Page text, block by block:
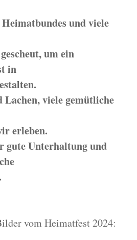
und viele
um ein
in
Lachen, viele gemütliche
erleben.
gute Unterhaltung und
vom Heimatfest 2024: